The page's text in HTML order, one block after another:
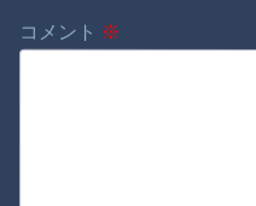
コメント ※